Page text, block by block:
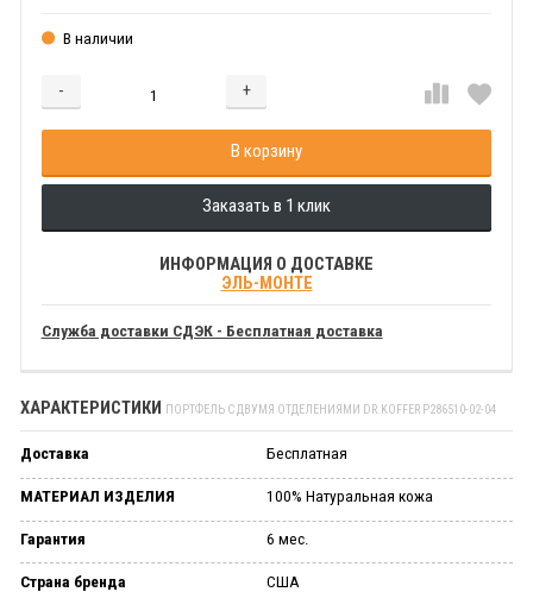
В наличии
- +
Добавляется...
В корзину
Добавлен
Заказать в 1 клик
ИНФОРМАЦИЯ О ДОСТАВКЕ
ЭЛЬ-МОНТЕ
Служба доставки СДЭК - Бесплатная доставка
ХАРАКТЕРИСТИКИ ПОРТФЕЛЬ С ДВУМЯ ОТДЕЛЕНИЯМИ DR.KOFFER P286510-02-04
Доставка Бесплатная
МАТЕРИАЛ ИЗДЕЛИЯ 100% Натуральная кожа
Гарантия 6 мес.
Страна бренда США